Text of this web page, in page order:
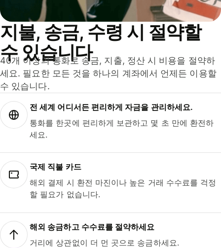
지불, 송금, 수령 시 절약할
수 있습니다
40개 이상의 통화로 송금, 지출, 정산 시 비용을 절약하
세요. 필요한 모든 것을 하나의 계좌에서 언제든 이용할
수 있습니다.
전 세계 어디서든 편리하게 자금을 관리하세요.
통화를 한곳에 편리하게 보관하고 몇 초 만에 환전하
세요.
국제 직불 카드
해외 결제 시 환전 마진이나 높은 거래 수수료를 걱정
할 필요가 없습니다.
해외 송금하고 수수료를 절약하세요
거리에 상관없이 더 먼 곳으로 송금하세요.